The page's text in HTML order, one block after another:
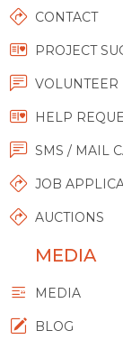
CONTACT
PROJECT
VOLUNTEER
HELP
SMS / MAIL
JOB
AUCTIONS
MEDIA
MEDIA
BLOG